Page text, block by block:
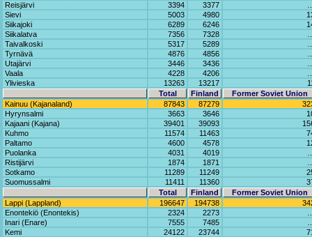
Reisjärvi
3394 3377
Sievi
5003 4980
Siikajoki
6289 6246
Siikalatva
7356 7328
Taivalkoski
5317 5289
Tyrnävä
4876 4856
Utajärvi
3446 3436
Vaala
4228 4206
Ylivieska
13263 13217
Total
Finland
Former Soviet Union
Kainuu (Kajanaland)
87843 87279
Hyrynsalmi
3663 3646
Kajaani (Kajana)
39401 39093
Kuhmo
11574 11463
Paltamo
4600 4578
Puolanka
4031 4019
Ristijärvi
1874 1871
Sotkamo
11289 11249
Suomussalmi
11411 11360
Total
Finland
Former Soviet Union
Lappi (Lappland)
196647 194738
Enontekiö (Enontekis)
2324 2273
Inari (Enare)
7555 7485
Kemi
24122 23744